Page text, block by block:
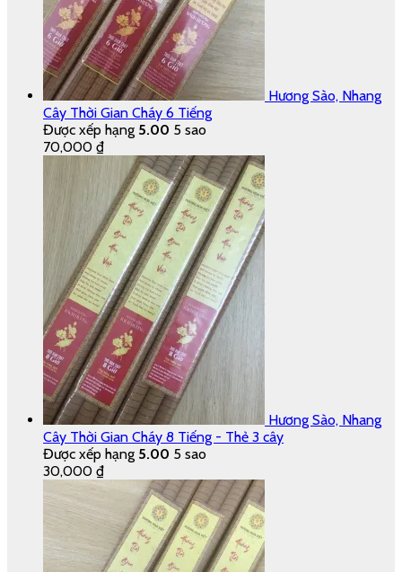
Hương Sào, Nhang
Cây Thời Gian Cháy 6 Tiếng
Được xếp hạng 5.00 5 sao
70,000 ₫
Hương Sào, Nhang
Cây Thời Gian Cháy 8 Tiếng - Thẻ 3 cây
Được xếp hạng 5.00 5 sao
30,000 ₫